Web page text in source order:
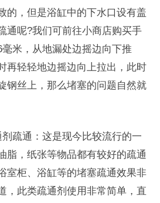
的，但是浴缸中的下水口设有盖
通呢?我们可前往小商店购买手
米，从地漏处边摇边向下推
再轻轻地边摇边向上拉出，此时
钢丝上，那么堵塞的问题自然就
通：这是现今比较流行的一
脂，纸张等物品都有较好的疏通
室柜、浴缸等的堵塞疏通效果非
，此类疏通剂使用非常简单，直